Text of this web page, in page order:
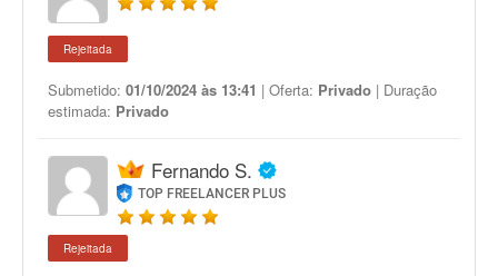
Rejeitada
Submetido: 01/10/2024 às 13:41 | Oferta: Privado | Duração
estimada: Privado
Fernando S.
TOP FREELANCER PLUS
Rejeitada